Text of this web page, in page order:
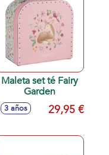
Maleta set té Fairy
Garden
3 años 29,95 €